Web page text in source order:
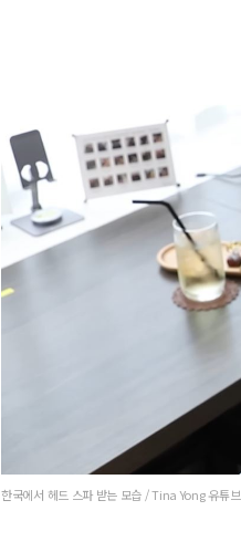
한국에서 헤드 스파 받는 모습 / Tina Yong 유튜브